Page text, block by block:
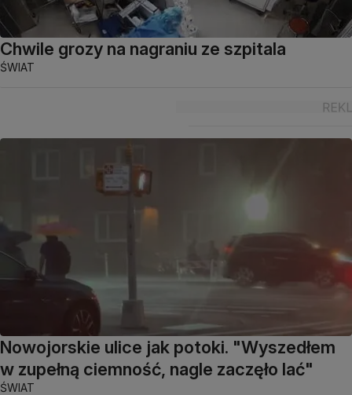
Chwile grozy na nagraniu ze szpitala
ŚWIAT
Nowojorskie ulice jak potoki. "Wyszedłem
w zupełną ciemność, nagle zaczęło lać"
ŚWIAT